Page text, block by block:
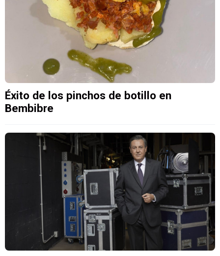
Éxito de los pinchos de botillo en
Bembibre